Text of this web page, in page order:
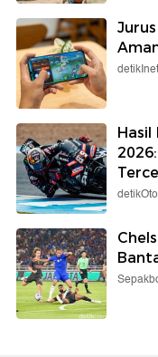
detikInet
Hasil
detikOto